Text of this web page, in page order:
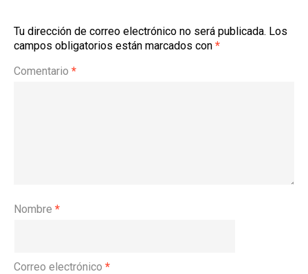
Tu dirección de correo electrónico no será publicada. Los
campos obligatorios están marcados con *
Comentario *
Nombre *
Correo electrónico *